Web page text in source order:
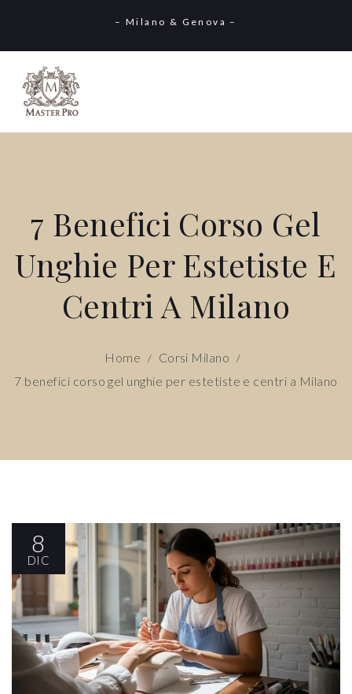
– Milano & Genova –
7 Benefici Corso Gel
Unghie Per Estetiste E
Centri A Milano
Home / Corsi Milano /
7 benefici corso gel unghie per estetiste e centri a Milano
8
DIC